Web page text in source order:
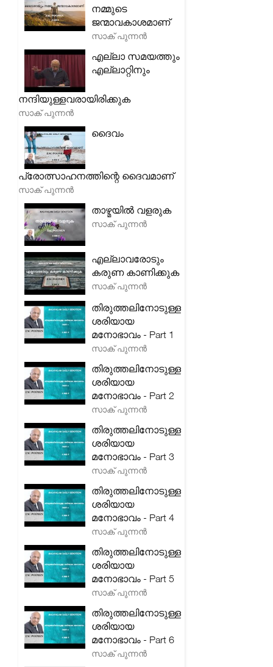
നമ്മുടെ
ജന്മാവകാശമാണ്
സാക് പുന്നൻ
എല്ലാ സമയത്തും
എല്ലാറ്റിനും
നന്ദിയുള്ളവരായിരിക്കുക
സാക് പുന്നൻ
ദൈവം
പ്രോത്സാഹനത്തിന്റെ ദൈവമാണ്
സാക് പുന്നൻ
താഴ്മയിൽ വളരുക
സാക് പുന്നൻ
എല്ലാവരോടും
കരുണ കാണിക്കുക
സാക് പുന്നൻ
തിരുത്തലിനോടുള്ള
ശരിയായ
മനോഭാവം - Part 1
സാക് പുന്നൻ
തിരുത്തലിനോടുള്ള
ശരിയായ
മനോഭാവം - Part 2
സാക് പുന്നൻ
തിരുത്തലിനോടുള്ള
ശരിയായ
മനോഭാവം - Part 3
സാക് പുന്നൻ
തിരുത്തലിനോടുള്ള
ശരിയായ
മനോഭാവം - Part 4
സാക് പുന്നൻ
തിരുത്തലിനോടുള്ള
ശരിയായ
മനോഭാവം - Part 5
സാക് പുന്നൻ
തിരുത്തലിനോടുള്ള
ശരിയായ
മനോഭാവം - Part 6
സാക് പുന്നൻ